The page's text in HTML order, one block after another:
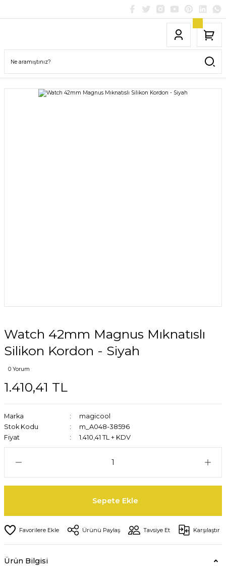
Watch 42mm Magnus Mıknatıslı
Silikon Kordon - Siyah
0 Yorum
1.410,41 TL
Marka
magicool
Stok Kodu
m_A048-38596
Fiyat
1.410,41 TL + KDV
Sepete Ekle
Ürünü Paylaş Tavsiye Et Karşılaştır
Ürün Bilgisi